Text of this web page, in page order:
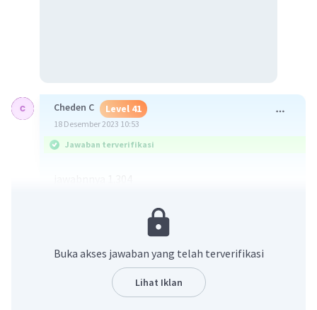
Cheden C Level 41
18 Desember 2023 10:53
Jawaban terverifikasi
Sumber W Community Level 72
18 Desember 2023 11:20
Jawaban terverifikasi
Buka akses jawaban yang telah terverifikasi
Lihat Iklan